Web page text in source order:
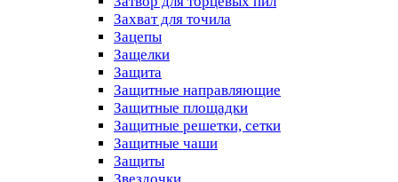
Захват для точила
Зацепы
Защелки
Защита
Защитные направляющие
Защитные площадки
Защитные решетки, сетки
Защитные чаши
Защиты